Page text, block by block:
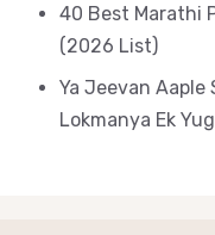
40 Best Marathi
(2026 List)
Ya Jeevan Aaple
Lokmanya Ek